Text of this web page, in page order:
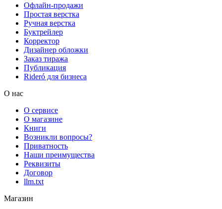
Офлайн-продажи
Простая верстка
Ручная верстка
Буктрейлер
Корректор
Дизайнер обложки
Заказ тиража
Публикация
Rideró для бизнеса
О нас
О сервисе
О магазине
Книги
Возникли вопросы?
Приватность
Наши преимущества
Реквизиты
Договор
llm.txt
Магазин